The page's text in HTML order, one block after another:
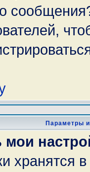
Параметры
мои
хранятся